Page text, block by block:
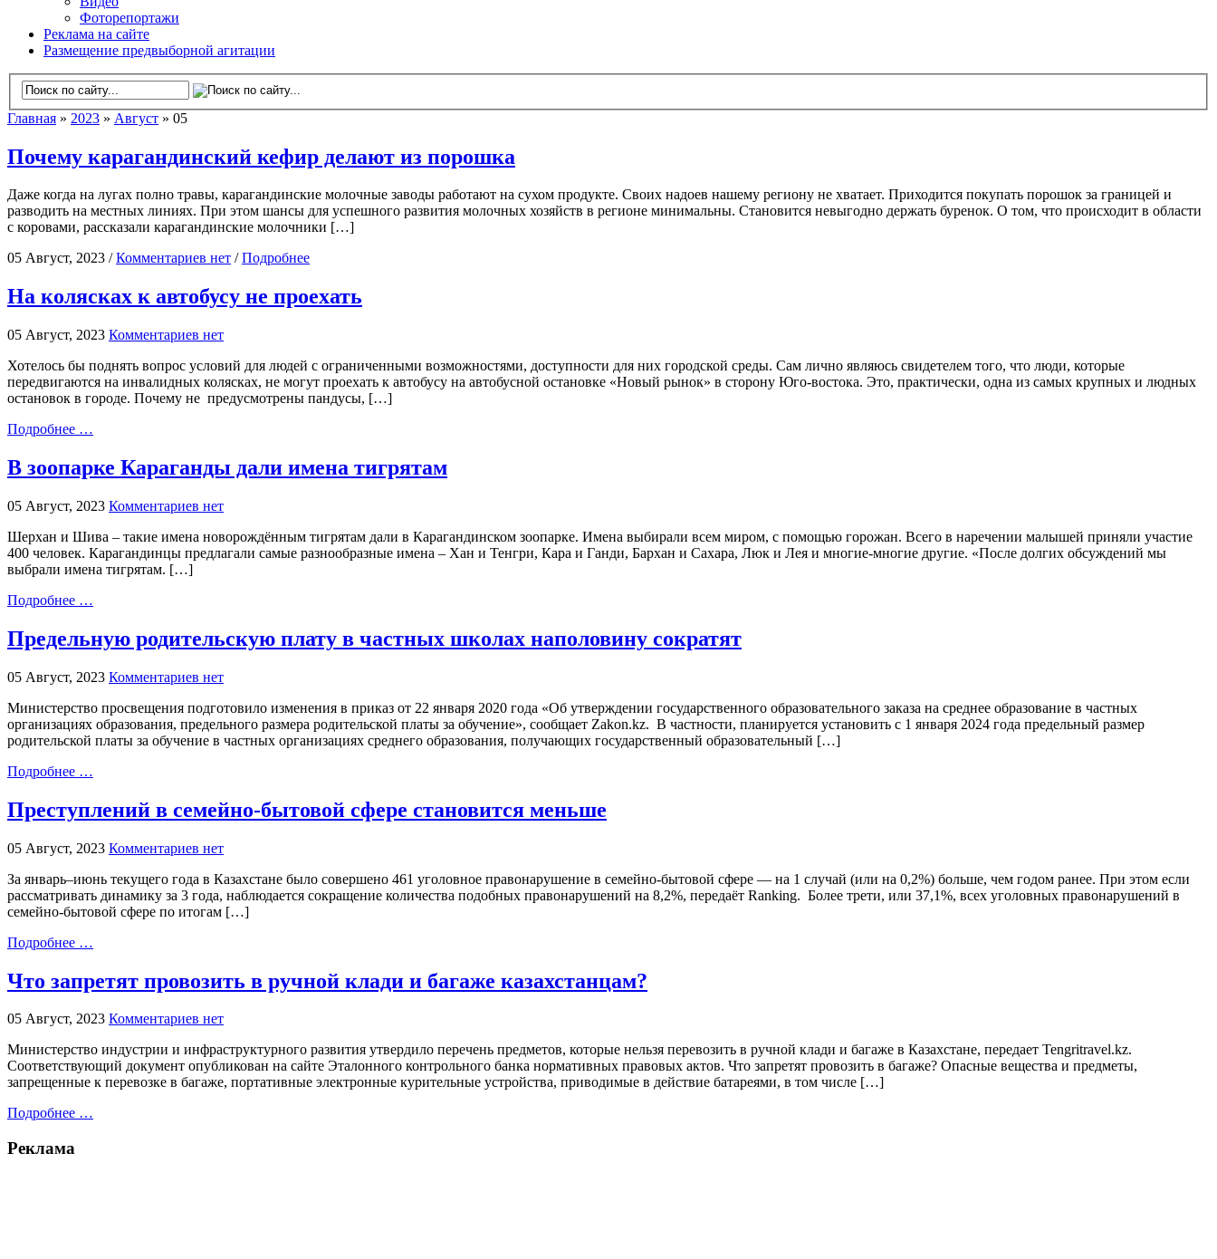
Фоторепортажи
Реклама на сайте
Размещение предвыборной агитации
Главная » 2023 » Август » 05
Почему карагандинский кефир делают из порошка
Даже когда на лугах полно травы, карагандинские молочные заводы работают на сухом продукте. Своих надоев нашему региону не хватает. Приходится покупать порошок за границей и
разводить на местных линиях. При этом шансы для успешного развития молочных хозяйств в регионе минимальны. Становится невыгодно держать буренок. О том, что происходит в области
с коровами, рассказали карагандинские молочники […]
05 Август, 2023 /Комментариев нет /Подробнее
На колясках к автобусу не проехать
05 Август, 2023 Комментариев нет
Хотелось бы поднять вопрос условий для людей с ограниченными возможностями, доступности для них городской среды. Сам лично являюсь свидетелем того, что люди, которые
передвигаются на инвалидных колясках, не могут проехать к автобусу на автобусной остановке «Новый рынок» в сторону Юго-востока. Это, практически, одна из самых крупных и людных
остановок в городе. Почему не предусмотрены пандусы, […]
Подробнее …
В зоопарке Караганды дали имена тигрятам
05 Август, 2023 Комментариев нет
Шерхан и Шива – такие имена новорождённым тигрятам дали в Карагандинском зоопарке. Имена выбирали всем миром, с помощью горожан. Всего в наречении малышей приняли участие
400 человек. Карагандинцы предлагали самые разнообразные имена – Хан и Тенгри, Кара и Ганди, Бархан и Сахара, Люк и Лея и многие-многие другие. «После долгих обсуждений мы
выбрали имена тигрятам. […]
Подробнее …
Предельную родительскую плату в частных школах наполовину сократят⁣
05 Август, 2023 Комментариев нет
⁣Министерство просвещения подготовило изменения в приказ от 22 января 2020 года «Об утверждении государственного образовательного заказа на среднее образование в частных
организациях образования, предельного размера родительской платы за обучение», сообщает Zakon.kz.⁣ ⁣ В частности, планируется установить с 1 января 2024 года предельный размер
родительской платы за обучение в частных организациях среднего образования, получающих государственный образовательный […]
Подробнее …
Преступлений в семейно-бытовой сфере становится меньше⁣
05 Август, 2023 Комментариев нет
За январь–июнь текущего года в Казахстане было совершено 461 уголовное правонарушение в семейно-бытовой сфере — на 1 случай (или на 0,2%) больше, чем годом ранее. При этом если
рассматривать динамику за 3 года, наблюдается сокращение количества подобных правонарушений на 8,2%, передаёт Ranking.⁣ ⁣ Более трети, или 37,1%, всех уголовных правонарушений в
семейно-бытовой сфере по итогам […]
Подробнее …
Что запретят провозить в ручной клади и багаже казахстанцам?
05 Август, 2023 Комментариев нет
Министерство индустрии и инфраструктурного развития утвердило перечень предметов, которые нельзя перевозить в ручной клади и багаже в Казахстане, передает Tengritravel.kz.
Соответствующий документ опубликован на сайте Эталонного контрольного банка нормативных правовых актов. Что запретят провозить в багаже? Опасные вещества и предметы,
запрещенные к перевозке в багаже, портативные электронные курительные устройства, приводимые в действие батареями, в том числе […]
Подробнее …
Реклама